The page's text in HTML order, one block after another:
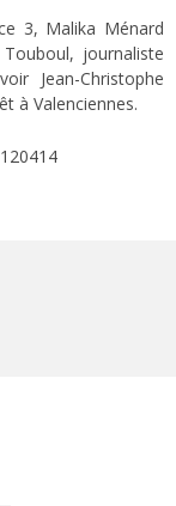
3, Malika Ménard
journaliste
Jean-Christophe
à Valenciennes.